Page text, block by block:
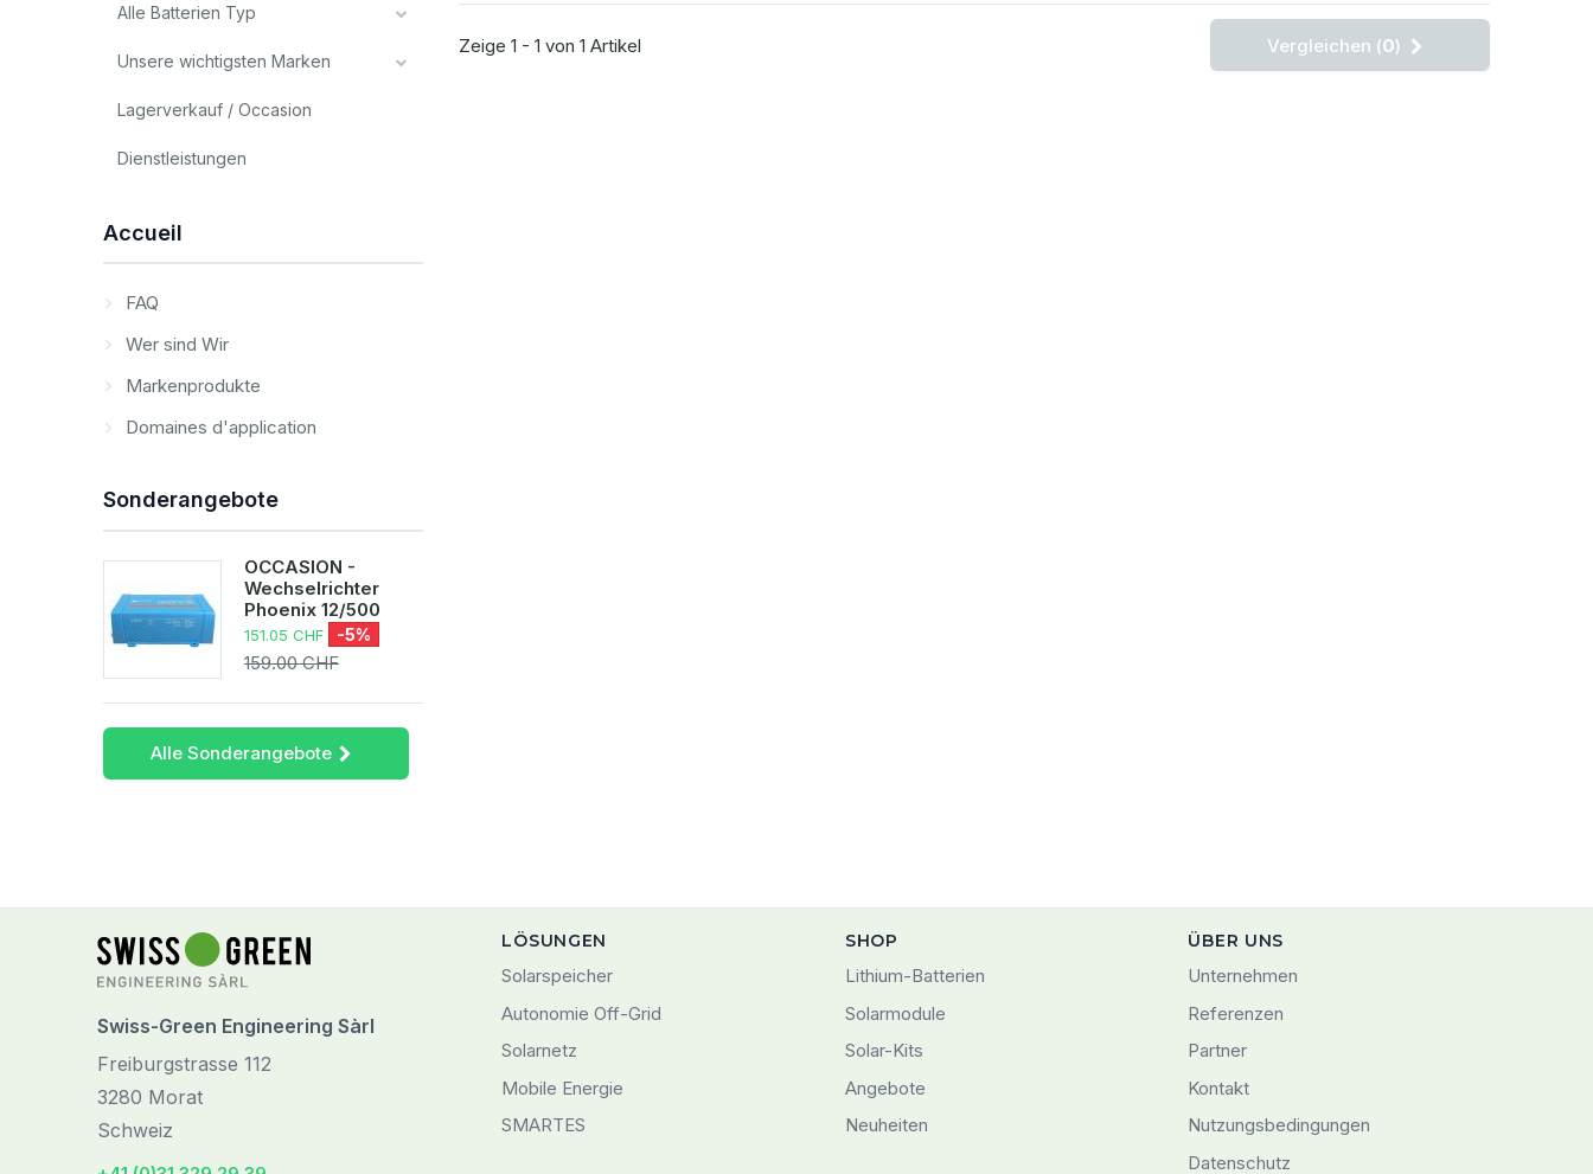
Alle Batterien Typ
Unsere wichtigsten Marken
Lagerverkauf / Occasion
Dienstleistungen
Accueil
FAQ
Wer sind Wir
Markenprodukte
Domaines d'application
Sonderangebote
OCCASION -
Wechselrichter
Phoenix 12/500
151.05 CHF -5%
159.00 CHF
Alle Sonderangebote
Vergleichen (0)
Zeige 1 - 1 von 1 Artikel
Swiss-Green Engineering Sàrl
Freiburgstrasse 112
3280 Morat
Schweiz
LÖSUNGEN
Solarspeicher
Autonomie Off-Grid
Solarnetz
Mobile Energie
SMARTES
SHOP
Lithium-Batterien
Solarmodule
Solar-Kits
Angebote
Neuheiten
ÜBER UNS
Unternehmen
Referenzen
Partner
Kontakt
Nutzungsbedingungen
Datenschutz